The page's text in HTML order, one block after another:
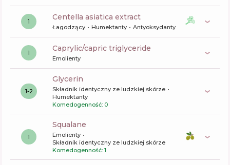
1 centella asiatica extract
Łagodzący Humektanty Antyoksydanty
1 caprylic/capric triglyceride
Emolienty
1-2
glycerin
Składnik identyczny ze ludzkiej skórze
Humektanty
Komedogenność: 0
1
squalane
Emolienty
Składnik identyczny ze ludzkiej skórze
Komedogenność: 1